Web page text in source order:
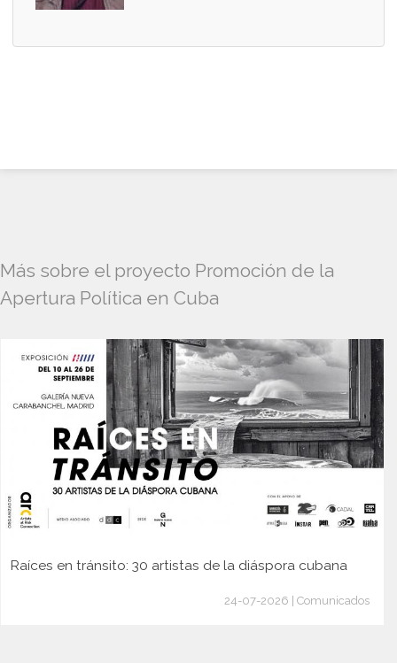
Más sobre el proyecto Promoción de la
Apertura Política en Cuba
Raíces en tránsito: 30 artistas de la diáspora cubana
24-07-2026 | Comunicados